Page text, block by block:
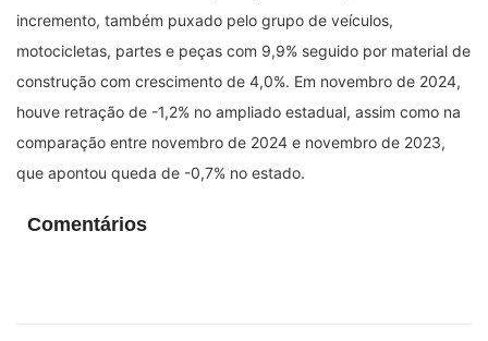
incremento, também puxado pelo grupo de veículos,
motocicletas, partes e peças com 9,9% seguido por material de
construção com crescimento de 4,0%. Em novembro de 2024,
houve retração de -1,2% no ampliado estadual, assim como na
comparação entre novembro de 2024 e novembro de 2023,
que apontou queda de -0,7% no estado.
Comentários